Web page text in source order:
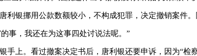
利银挪用公款数额较小，不构成犯罪，决定撤销案件
事，我还在为这事四处讨说法呢。”
手上。看过撤案决定书后，唐利银还要申诉，因为“